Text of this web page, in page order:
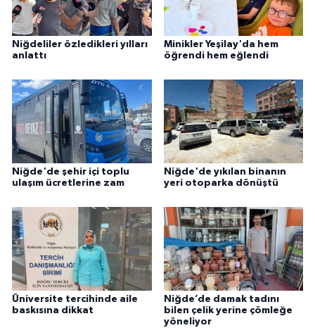
Niğdeliler özledikleri yılları
anlattı
Minikler Yeşilay'da hem
öğrendi hem eğlendi
Niğde'de şehir içi toplu
ulaşım ücretlerine zam
Niğde'de yıkılan binanın
yeri otoparka dönüştü
Üniversite tercihinde aile
baskısına dikkat
Niğde’de damak tadını
bilen çelik yerine çömleğe
yöneliyor